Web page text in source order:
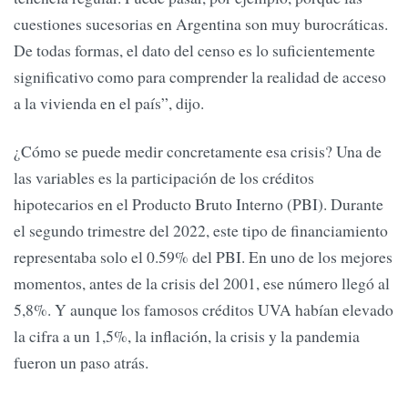
cuestiones sucesorias en Argentina son muy burocráticas.
De todas formas, el dato del censo es lo suficientemente
significativo como para comprender la realidad de acceso
a la vivienda en el país”, dijo.
¿Cómo se puede medir concretamente esa crisis? Una de
las variables es la participación de los créditos
hipotecarios en el Producto Bruto Interno (PBI). Durante
el segundo trimestre del 2022, este tipo de financiamiento
representaba solo el 0.59% del PBI. En uno de los mejores
momentos, antes de la crisis del 2001, ese número llegó al
5,8%. Y aunque los famosos créditos UVA habían elevado
la cifra a un 1,5%, la inflación, la crisis y la pandemia
fueron un paso atrás.